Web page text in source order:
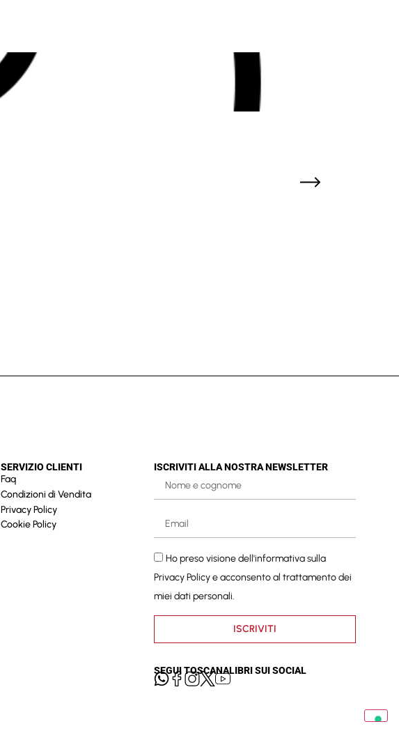
SERVIZIO CLIENTI
Faq
Condizioni di Vendita
Privacy Policy
Cookie Policy
ISCRIVITI ALLA NOSTRA NEWSLETTER
Ho preso visione dell'informativa sulla
Privacy Policye acconsento al trattamento dei
miei dati personali.
ISCRIVITI
SEGUI TOSCANALIBRI SUI SOCIAL